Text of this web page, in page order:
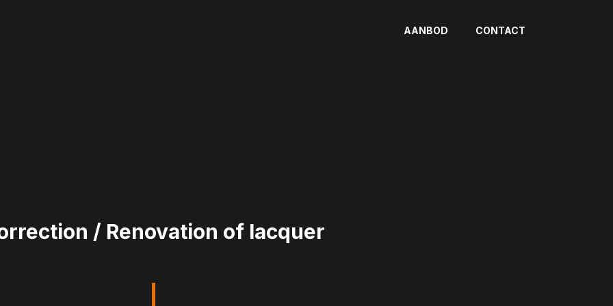
AANBOD CONTACT
/ Renovation of lacquer